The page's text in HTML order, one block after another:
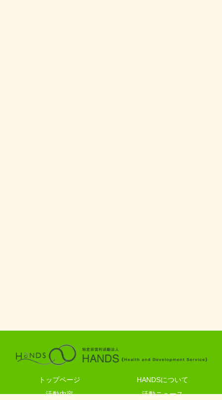
トップページ
HANDSについて
活動内容
活動ニュース